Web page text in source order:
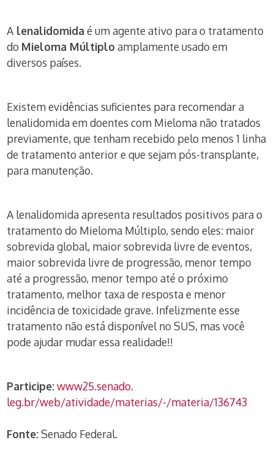
A lenalidomida é um agente ativo para o tratamento
do Mieloma Múltiplo amplamente usado em
diversos países.
Existem evidências suficientes para recomendar a
lenalidomida em doentes com Mieloma não tratados
previamente, que tenham recebido pelo menos 1 linha
de tratamento anterior e que sejam pós-transplante,
para manutenção.
A lenalidomida apresenta resultados positivos para o
tratamento do Mieloma Múltiplo, sendo eles: maior
sobrevida global, maior sobrevida livre de eventos,
maior sobrevida livre de progressão, menor tempo
até a progressão, menor tempo até o próximo
tratamento, melhor taxa de resposta e menor
incidência de toxicidade grave. Infelizmente esse
tratamento não está disponível no SUS, mas você
pode ajudar mudar essa realidade!!
Participe:www25.senado.
leg.br/web/atividade/materias/-/materia/136743
Fonte:Senado Federal.